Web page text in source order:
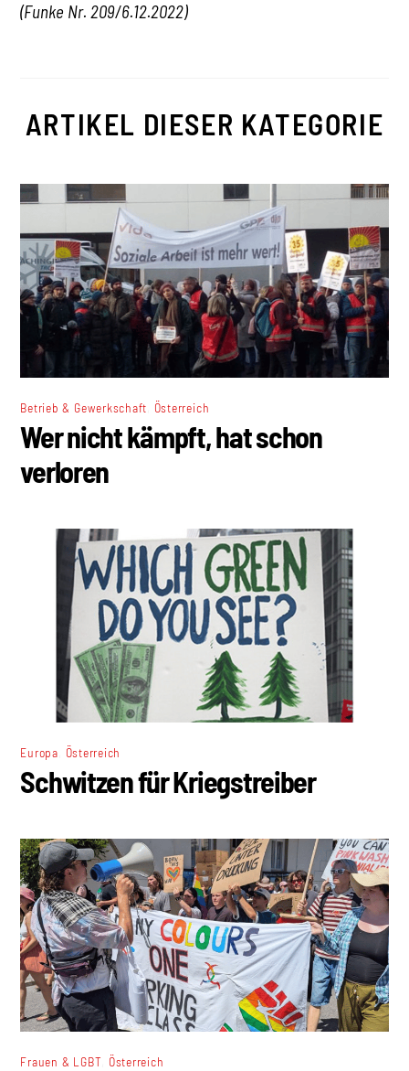
(Funke Nr. 209/6.12.2022)
ARTIKEL DIESER KATEGORIE
Betrieb & Gewerkschaft Österreich
Wer nicht kämpft, hat schon
verloren
Europa Österreich
Schwitzen für Kriegstreiber
Frauen & LGBT Österreich